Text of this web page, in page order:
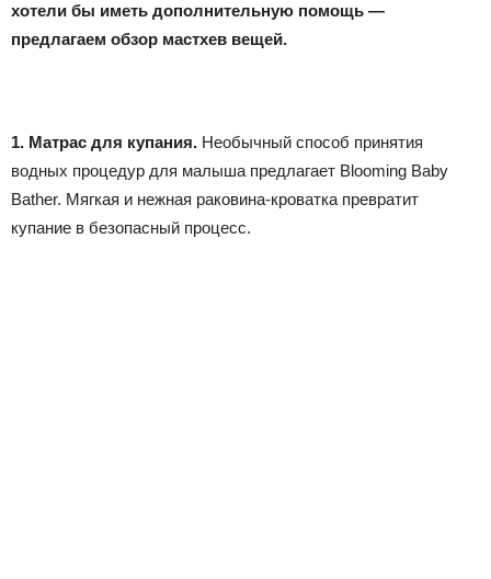
хотели бы иметь дополнительную помощь —
предлагаем обзор мастхев вещей.
1. Матрас для купания. Необычный способ принятия
водных процедур для малыша предлагает Blooming Baby
Bather. Мягкая и нежная раковина-кроватка превратит
купание в безопасный процесс.